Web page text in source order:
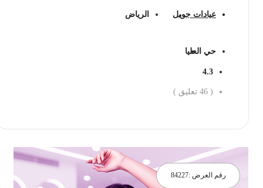
عيادات جويل الرياض
حي العليا
4.3
46 تعليق )
رقم العرض :84227